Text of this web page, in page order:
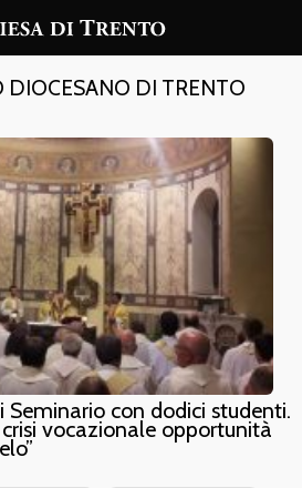
DIOCESANO DI TRENTO
Seminario con dodici studenti.
vocazionale opportunità